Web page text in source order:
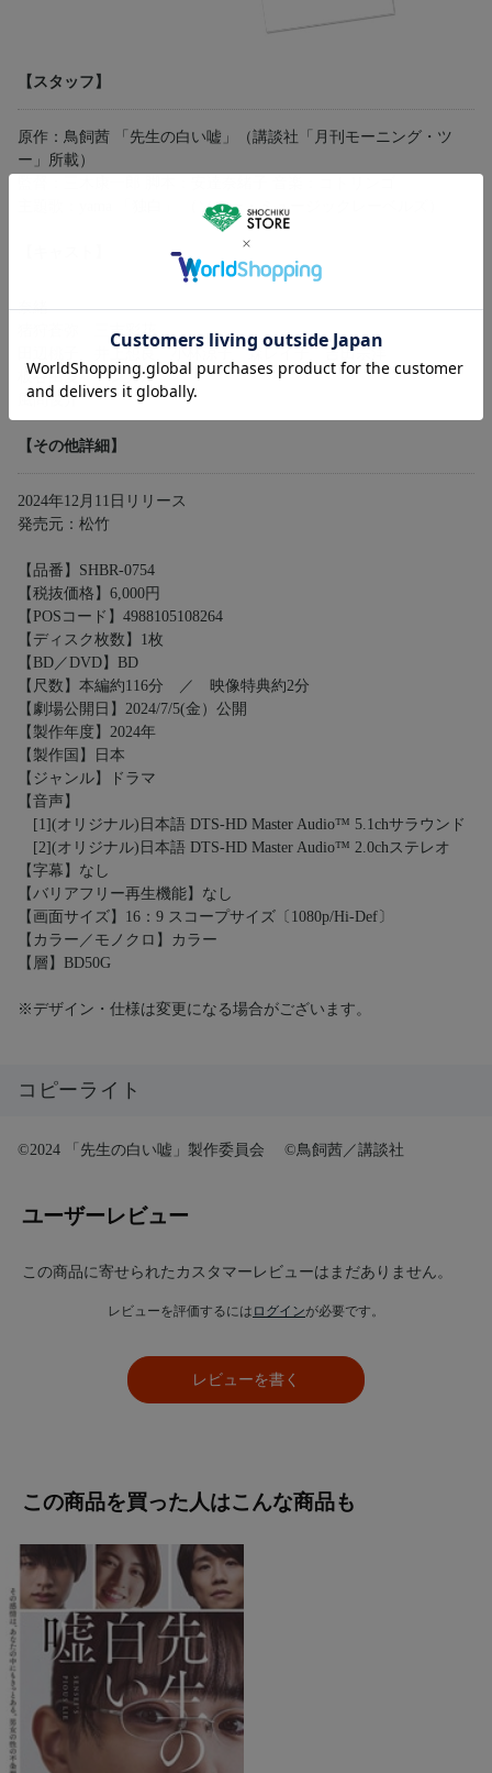
【スタッフ】
原作：鳥飼茜 「先生の白い嘘」（講談社「月刊モーニング・ツ
ー」所載）
主題歌：yama 「独白」 （ソニー・ミュージックレーベルズ）
奈緒
猪狩蒼弥 三吉彩花
田辺桃子 井上想良 小林涼子 森レイ子 吉田宗洋
板谷由夏 ベンガル
風間俊介
【その他詳細】
2024年12月11日リリース
発売元：松竹
【品番】SHBR-0754
【税抜価格】6,000円
【POSコード】4988105108264
【ディスク枚数】1枚
【BD／DVD】BD
【尺数】本編約116分 ／ 映像特典約2分
【劇場公開日】2024/7/5(金）公開
【製作年度】2024年
【製作国】日本
【ジャンル】ドラマ
【音声】
[1](オリジナル)日本語 DTS-HD Master Audio™ 5.1chサラウンド
[2](オリジナル)日本語 DTS-HD Master Audio™ 2.0chステレオ
【字幕】なし
【バリアフリー再生機能】なし
【画面サイズ】16：9 スコープサイズ〔1080p/Hi-Def〕
【カラー／モノクロ】カラー
【層】BD50G
※デザイン・仕様は変更になる場合がございます。
コピーライト
©2024 「先生の白い嘘」製作委員会 ©鳥飼茜／講談社
ユーザーレビュー
この商品に寄せられたカスタマーレビューはまだありません。
レビューを評価するには ログインが必要です。
レビューを書く
この商品を買った人はこんな商品も